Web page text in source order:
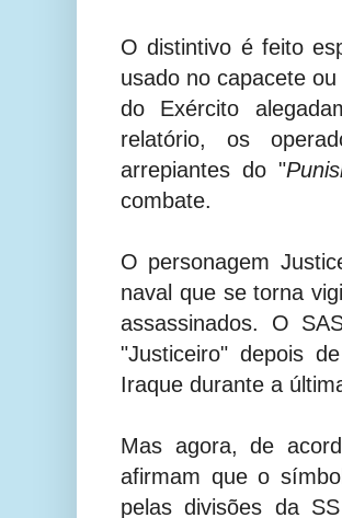
O distintivo é feito
usado no capacete
do Exército
relatório, os
arrepiantes do "
combate.
O personagem
naval que se torna
assassinados. O
"Justiceiro" depois
Iraque durante a
Mas agora, de
afirmam que o
pelas divisões da